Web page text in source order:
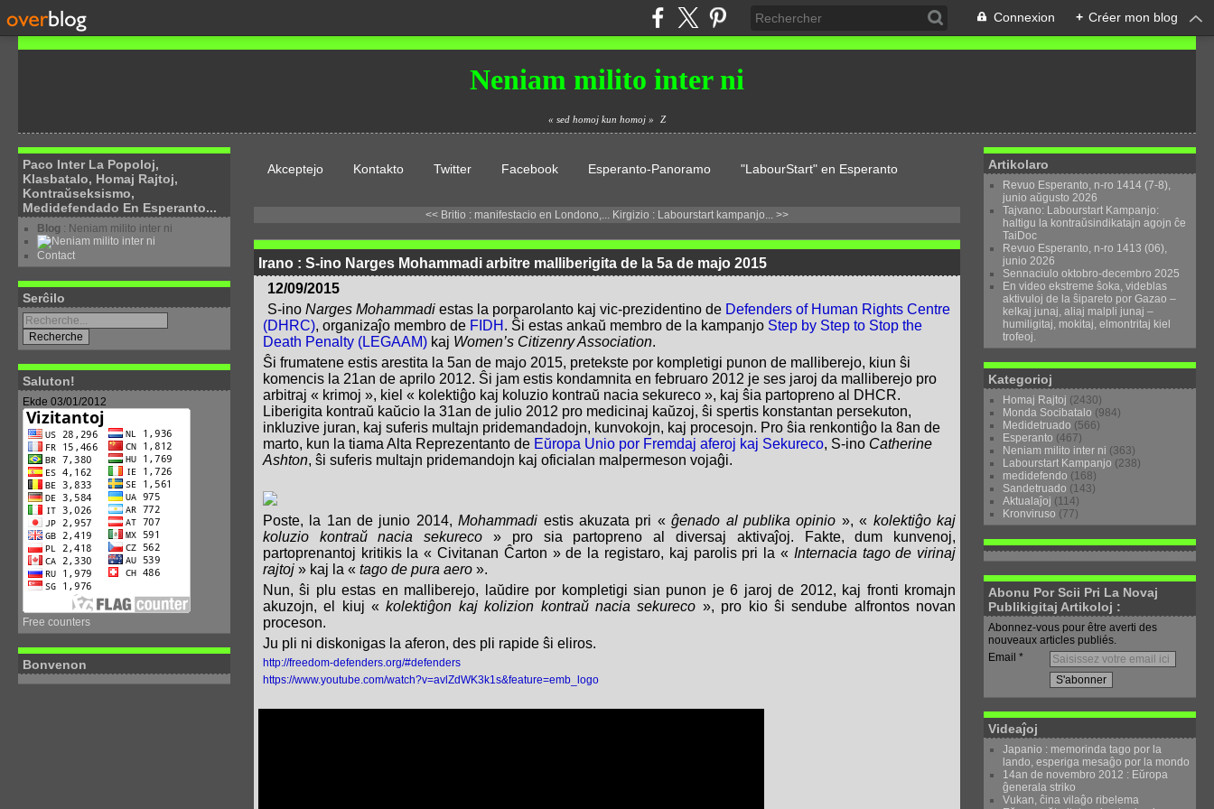
Connexion + Créer mon blog
Neniam milito inter ni
« sed homoj kun homoj » Z
Paco Inter La Popoloj,
Klasbatalo, Homaj Rajtoj,
Kontraŭseksismo,
Medidefendado En Esperanto...
Blog : Neniam milito inter ni
Contact
Serĉilo
Saluton!
Ekde 03/01/2012
Free counters
Bonvenon
Akceptejo Kontakto Twitter Facebook Esperanto-Panoramo "LabourStart" en Esperanto
<< Britio : manifestacio en Londono,... Kirgizio : Labourstart kampanjo... >>
Irano : S-ino Narges Mohammadi arbitre malliberigita de la 5a de majo 2015
12/09/2015
S-ino Narges Mohammadiestas la porparolanto kaj vic-prezidentino de Defenders of Human Rights Centre
(DHRC), organizaĵo membro de FIDH . Ŝi estas ankaŭ membro de la kampanjo Step by Step to Stop the
Death Penalty (LEGAAM)kaj Women’s Citizenry Association.
Ŝi frumatene estis arestita la 5an de majo 2015, pretekste por kompletigi punon de malliberejo, kiun ŝi
komencis la 21an de aprilo 2012. Ŝi jam estis kondamnita en februaro 2012 je ses jaroj da malliberejo pro
arbitraj « krimoj », kiel « kolektiĝo kaj koluzio kontraŭ nacia sekureco », kaj ŝia partopreno al DHCR.
Liberigita kontraŭ kaŭcio la 31an de julio 2012 pro medicinaj kaŭzoj, ŝi spertis konstantan persekuton,
inkluzive juran, kaj suferis multajn pridemandadojn, kunvokojn, kaj procesojn. Pro ŝia renkontiĝo la 8an de
marto, kun la tiama Alta Reprezentanto de Eŭropa Unio por Fremdaj aferoj kaj Sekureco, S-ino Catherine
Ashton, ŝi suferis multajn pridemandojn kaj oficialan malpermeson vojaĝi.
Poste, la 1an de junio 2014,Mohammadi estis akuzata pri «ĝenado al publika opinio », « kolektiĝo kaj
koluzio kontraŭ nacia sekureco» pro sia partopreno al diversaj aktivaĵoj. Fakte, dum kunvenoj,
partoprenantoj kritikis la « Civitanan Ĉarton » de la registaro, kaj parolis pri la « Internacia tago de virinaj
rajtoj» kaj la « tago de pura aero».
Nun, ŝi plu estas en malliberejo, laŭdire por kompletigi sian punon je 6 jaroj de 2012, kaj fronti kromajn
akuzojn, el kiuj «kolektiĝon kaj kolizion kontraŭ nacia sekureco », pro kio ŝi sendube alfrontos novan
proceson.
Ju pli ni diskonigas la aferon, des pli rapide ŝi eliros.
http://freedom-defenders.org/#defenders
https://www.youtube.com/watch?v=avlZdWK3k1s&feature=emb_logo
Artikolaro
Revuo Esperanto, n-ro 1414 (7-8),
junio aŭgusto 2026
Tajvano: Labourstart Kampanjo:
haltigu la kontraŭsindikatajn agojn ĉe
TaiDoc
Revuo Esperanto, n-ro 1413 (06),
junio 2026
Sennaciulo oktobro-decembro 2025
En video ekstreme ŝoka, videblas
aktivuloj de la ŝipareto por Gazao –
kelkaj junaj, aliaj malpli junaj –
humiligitaj, mokitaj, elmontritaj kiel
trofeoj.
Kategorioj
Homaj Rajtoj (2430)
Monda Socibatalo (984)
Medidetruado (566)
Esperanto (467)
Neniam milito inter ni (363)
Labourstart Kampanjo (238)
medidefendo (168)
Sandetruado (143)
Aktualaĵoj (114)
Kronviruso (77)
Abonu Por Scii Pri La Novaj
Publikigitaj Artikoloj :
Abonnez-vous pour être averti des
nouveaux articles publiés.
Email
Videaĵoj
Japanio : memorinda tago por la
lando, esperiga mesaĝo por la mondo
14an de novembro 2012 : Eŭropa
ĝenerala striko
Vukan, ĉina vilaĝo ribelema